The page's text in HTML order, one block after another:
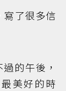
寫了很多信
的午後，
美好的時